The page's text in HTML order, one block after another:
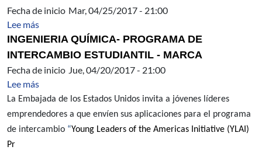
Fecha de inicio Mar, 04/25/2017 - 21:00
Lee más
INGENIERIA QUÍMICA- PROGRAMA DE
INTERCAMBIO ESTUDIANTIL - MARCA
Fecha de inicio Jue, 04/20/2017 - 21:00
Lee más
La Embajada de los Estados Unidos invita a jóvenes líderes
emprendedores a que envíen sus aplicaciones para el programa
de intercambio “Young Leaders of the Americas Initiative (YLAI)
Pr